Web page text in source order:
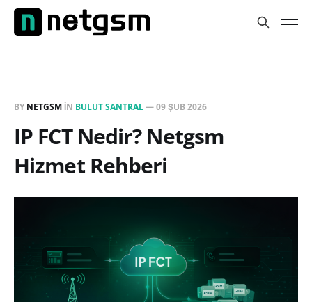
BY NETGSM IN BULUT SANTRAL—09 ŞUB 2026
IP FCT Nedir? Netgsm
Hizmet Rehberi